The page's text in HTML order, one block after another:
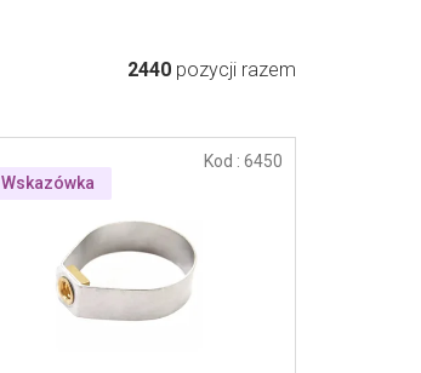
2440 pozycji razem
Wskazówka
Kod : 6450